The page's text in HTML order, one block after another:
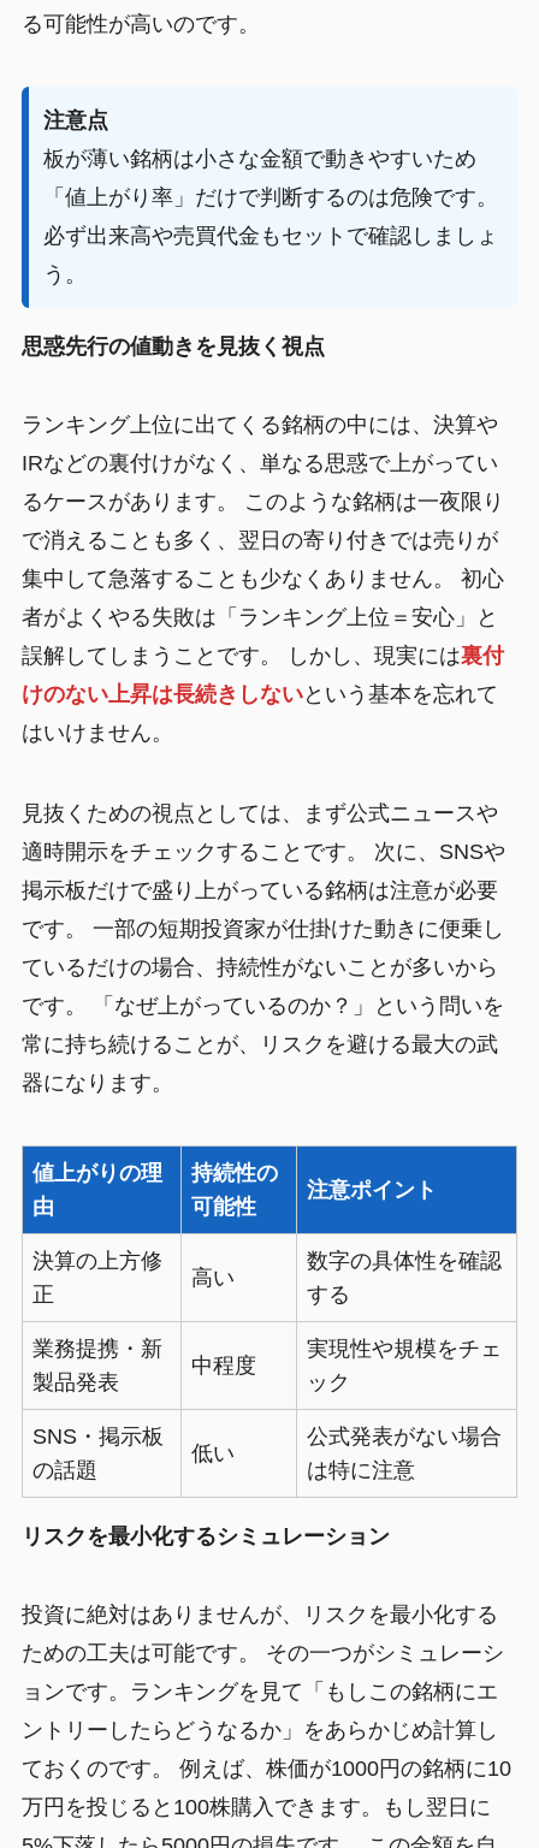
る可能性が高いのです。
注意点
板が薄い銘柄は小さな金額で動きやすいため
「値上がり率」だけで判断するのは危険です。
必ず出来高や売買代金もセットで確認しましょ
う。
思惑先行の値動きを見抜く視点
ランキング上位に出てくる銘柄の中には、決算や
IRなどの裏付けがなく、単なる思惑で上がってい
るケースがあります。 このような銘柄は一夜限り
で消えることも多く、翌日の寄り付きでは売りが
集中して急落することも少なくありません。 初心
者がよくやる失敗は「ランキング上位＝安心」と
誤解してしまうことです。 しかし、現実には裏付
けのない上昇は長続きしないという基本を忘れて
はいけません。
見抜くための視点としては、まず公式ニュースや
適時開示をチェックすることです。 次に、SNSや
掲示板だけで盛り上がっている銘柄は注意が必要
です。 一部の短期投資家が仕掛けた動きに便乗し
ているだけの場合、持続性がないことが多いから
です。 「なぜ上がっているのか？」という問いを
常に持ち続けることが、リスクを避ける最大の武
器になります。
値上がりの理
由
持続性の
可能性
注意ポイント
決算の上方修
正
高い
数字の具体性を確認
する
業務提携・新
製品発表
中程度
実現性や規模をチェ
ック
SNS・掲示板
の話題
低い
公式発表がない場合
は特に注意
リスクを最小化するシミュレーション
投資に絶対はありませんが、リスクを最小化する
ための工夫は可能です。 その一つがシミュレーシ
ョンです。ランキングを見て「もしこの銘柄にエ
ントリーしたらどうなるか」をあらかじめ計算し
ておくのです。 例えば、株価が1000円の銘柄に10
万円を投じると100株購入できます。もし翌日に